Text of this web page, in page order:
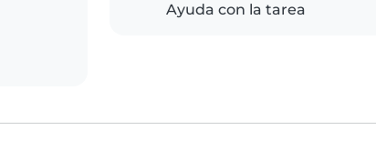
Ayuda con la tarea